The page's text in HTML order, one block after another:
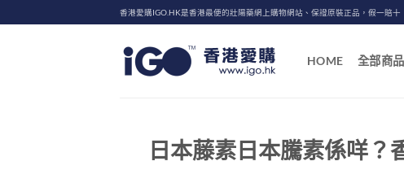
to
香港愛購IGO.HK是香港最便的壯陽藥網上購物網站、保證原裝正品，假一賠十
HOME 全部商品
日本藤素日本騰素係咩？